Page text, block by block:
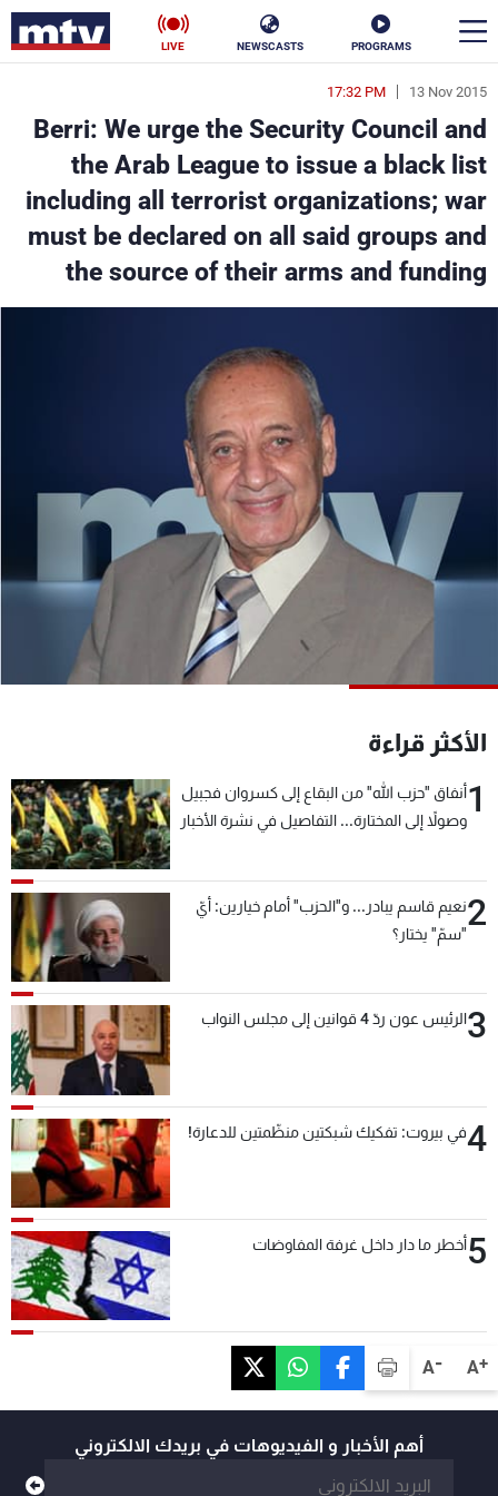
PROGRAMS
NEWSCASTS
LIVE
A+
A-
13 Nov 2015
17:32 PM
Berri: We urge the Security Council and
the Arab League to issue a black list
including all terrorist organizations; war
must be declared on all said groups and
the source of their arms and funding
الأكثر قراءة
1أنفاق "حزب الله" من البقاع إلى كسروان فجبيل
وصولاً إلى المختارة... التفاصيل في نشرة الأخبار
2نعيم قاسم يبادر... و"الحزب" أمام خيارين: أيّ
"سمّ" يختار؟
3الرئيس عون ردّ 4 قوانين إلى مجلس النواب
4في بيروت: تفكيك شبكتين منظّمتين للدعارة!
5أخطر ما دار داخل غرفة المفاوضات
أهم الأخبار و الفيديوهات في بريدك الالكتروني
en
الأخبار
سياسة ناس
إقتصاد فن
منوعات رياضة
جدول البرامج
شاهد البرامج
الترددات
وظائف
تواصل معنا
شروط الإسـتخدام